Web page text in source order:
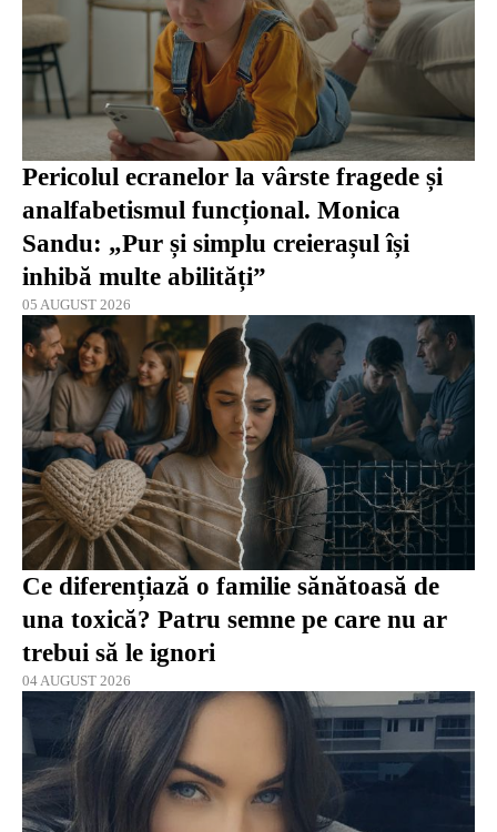
Pericolul ecranelor la vârste fragede și
analfabetismul funcțional. Monica
Sandu: „Pur și simplu creierașul își
inhibă multe abilități”
05 AUGUST 2026
Ce diferențiază o familie sănătoasă de
una toxică? Patru semne pe care nu ar
trebui să le ignori
04 AUGUST 2026